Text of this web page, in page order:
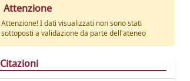
Attenzione
Attenzione! I dati visualizzati non sono stati
sottoposti a validazione da parte dell'ateneo
Citazioni